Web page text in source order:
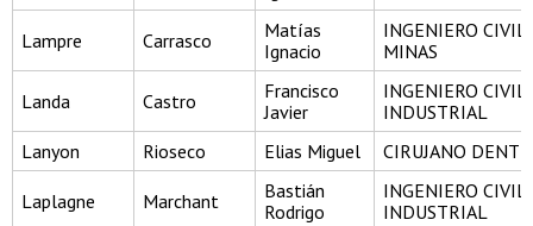
Lampre Carrasco
Matías
Ignacio
INGENIERO CIVIL
MINAS
Landa Castro
Francisco
Javier
INGENIERO CIVIL
INDUSTRIAL
Lanyon
Rioseco Elias Miguel CIRUJANO
Laplagne Marchant
Bastián
Rodrigo
INGENIERO CIVIL
INDUSTRIAL